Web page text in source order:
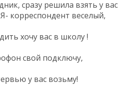
сразу решила взять у вас
корреспондент веселый,
хочу вас в школу !
свой подключу,
у вас возьму!